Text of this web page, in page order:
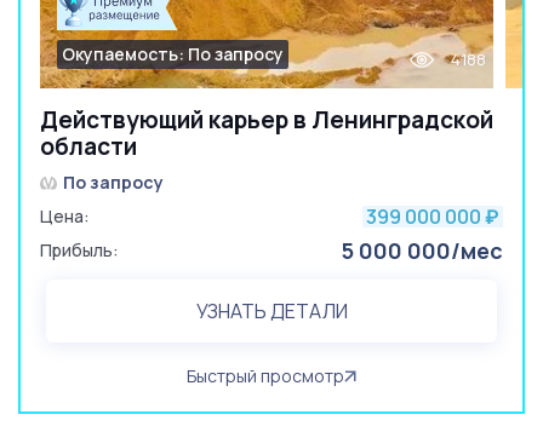
Действующий карьер в Ленинградской
области
Окупаемость: По запросу 4188
По запросу
Цена:
399 000 000 ₽
Прибыль: 5 000 000/мес
УЗНАТЬ ДЕТАЛИ
Быстрый просмотр